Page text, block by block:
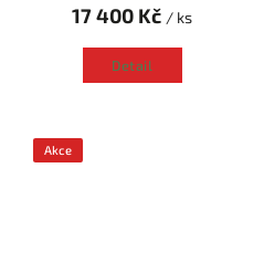
17 400 Kč / ks
Detail
Akce